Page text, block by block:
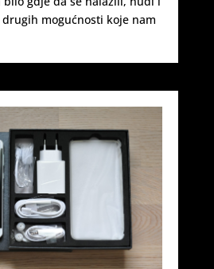
mogućnosti koje nam